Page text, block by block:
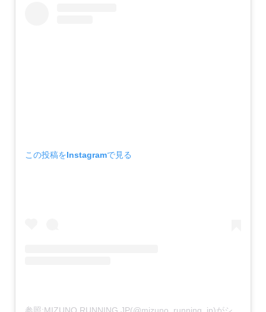
この投稿をInstagramで見る